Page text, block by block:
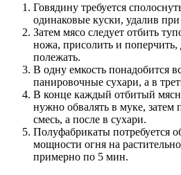
Говядину требуется
одинаковые куски, удалив
Затем мясо следует отбить
ножа, присолить и поперчить,
полежать.
В одну емкость понадобится
панировочные сухари, а в
В конце каждый отбитый
нужно обвалять в муке, затем
смесь, а после в сухари.
Полуфабрикаты потребуется
мощности огня на
примерно по 5 мин.